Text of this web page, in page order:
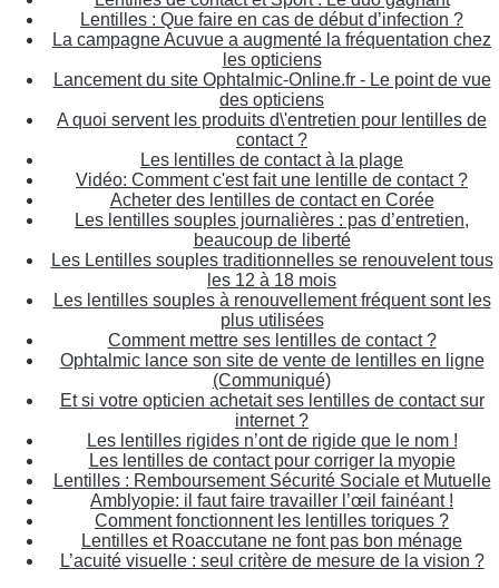
Lentilles : Que faire en cas de début d’infection ?
La campagne Acuvue a augmenté la fréquentation chez
les opticiens
Lancement du site Ophtalmic-Online.fr - Le point de vue
des opticiens
A quoi servent les produits d\'entretien pour lentilles de
contact ?
Les lentilles de contact à la plage
Vidéo: Comment c'est fait une lentille de contact ?
Acheter des lentilles de contact en Corée
Les lentilles souples journalières : pas d’entretien,
beaucoup de liberté
Les Lentilles souples traditionnelles se renouvelent tous
les 12 à 18 mois
Les lentilles souples à renouvellement fréquent sont les
plus utilisées
Comment mettre ses lentilles de contact ?
Ophtalmic lance son site de vente de lentilles en ligne
(Communiqué)
Et si votre opticien achetait ses lentilles de contact sur
internet ?
Les lentilles rigides n’ont de rigide que le nom !
Les lentilles de contact pour corriger la myopie
Lentilles : Remboursement Sécurité Sociale et Mutuelle
Amblyopie: il faut faire travailler l’œil fainéant !
Comment fonctionnent les lentilles toriques ?
Lentilles et Roaccutane ne font pas bon ménage
L’acuité visuelle : seul critère de mesure de la vision ?